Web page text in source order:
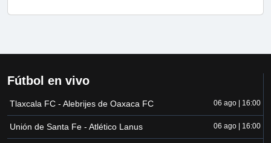
Fútbol en vivo
Tlaxcala FC - Alebrijes de Oaxaca FC 06 ago | 16:00
Unión de Santa Fe - Atlético Lanus 06 ago | 16:00